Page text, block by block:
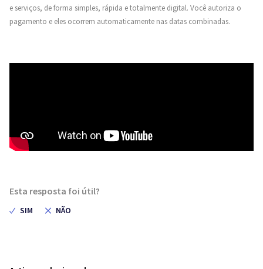
e serviços, de forma simples, rápida e totalmente digital. Você autoriza o
pagamento e eles ocorrem automaticamente nas datas combinadas.
Esta resposta foi útil?